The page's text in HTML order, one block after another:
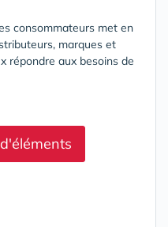
consommateurs met en
marques et
répondre aux besoins de